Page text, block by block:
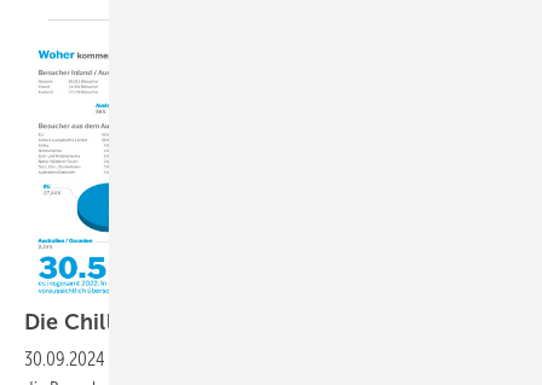
Die Chillventa in
30.09.2024